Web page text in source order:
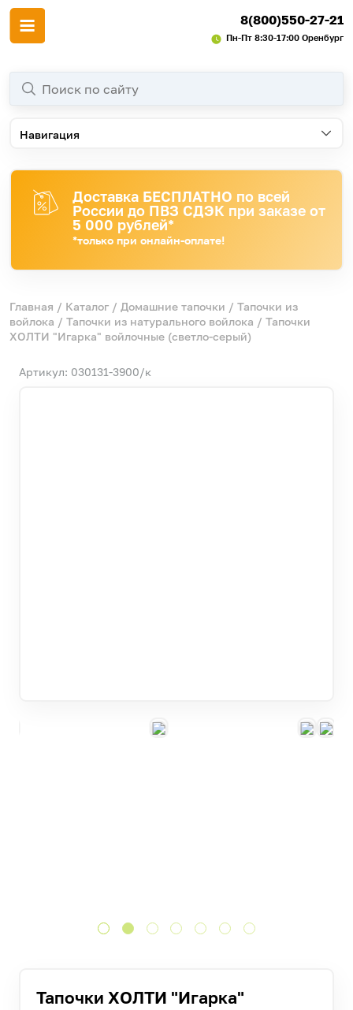
8(800)550-27-21
Пн-Пт 8:30-17:00 Оренбург
Навигация
Доставка БЕСПЛАТНО по всей
России до ПВЗ СДЭК при заказе от
5 000 рублей*
*только при онлайн-оплате!
Главная / Каталог / Домашние тапочки / Тапочки из
войлока / Тапочки из натурального войлока / Тапочки
ХОЛТИ "Игарка" войлочные (светло-серый)
Артикул: 030131-3900/к
Тапочки ХОЛТИ "Игарка"